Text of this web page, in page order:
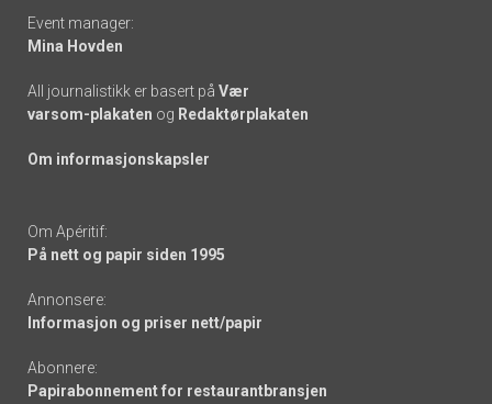
Event manager:
Mina Hovden
All journalistikk er basert på Vær
varsom-plakaten og Redaktørplakaten
Om informasjonskapsler
Om Apéritif:
På nett og papir siden 1995
Annonsere:
Informasjon og priser nett/papir
Abonnere:
Papirabonnement for restaurantbransjen